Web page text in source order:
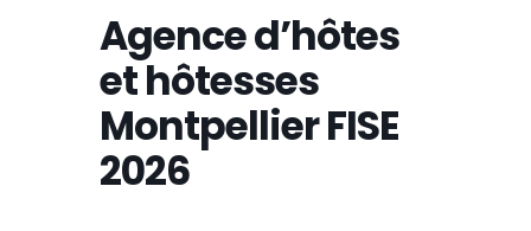
Agence d’hôtes
et hôtesses
Montpellier FISE
2026